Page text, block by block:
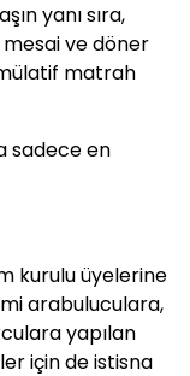
yanı sıra,
mesai ve döner
matrah
sadece en
kurulu üyelerine
arabuluculara,
yapılan
için de istisna